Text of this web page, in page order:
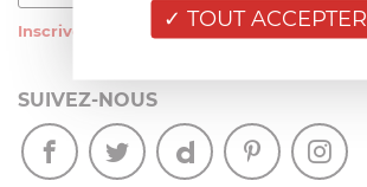
Inscrivez-vous à notre newsletter
SUIVEZ-NOUS
TOUT ACCEPTER